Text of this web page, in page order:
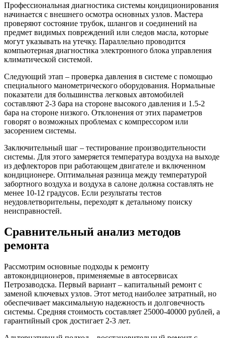
Профессиональная диагностика системы кондиционирования
начинается с внешнего осмотра основных узлов. Мастера
проверяют состояние трубок, шлангов и соединений на
предмет видимых повреждений или следов масла, которые
могут указывать на утечку. Параллельно проводится
компьютерная диагностика электронного блока управления
климатической системой.
Следующий этап – проверка давления в системе с помощью
специального манометрического оборудования. Нормальные
показатели для большинства легковых автомобилей
составляют 2-3 бара на стороне высокого давления и 1.5-2
бара на стороне низкого. Отклонения от этих параметров
говорят о возможных проблемах с компрессором или
засорением системы.
Заключительный шаг – тестирование производительности
системы. Для этого замеряется температура воздуха на выходе
из дефлекторов при работающем двигателе и включенном
кондиционере. Оптимальная разница между температурой
забортного воздуха и воздуха в салоне должна составлять не
менее 10-12 градусов. Если результаты тестов
неудовлетворительны, переходят к детальному поиску
неисправностей.
Сравнительный анализ методов
ремонта
Рассмотрим основные подходы к ремонту
автокондиционеров, применяемые в автосервисах
Петрозаводска. Первый вариант – капитальный ремонт с
заменой ключевых узлов. Этот метод наиболее затратный, но
обеспечивает максимальную надежность и долговечность
системы. Средняя стоимость составляет 25000-40000 рублей, а
гарантийный срок достигает 2-3 лет.